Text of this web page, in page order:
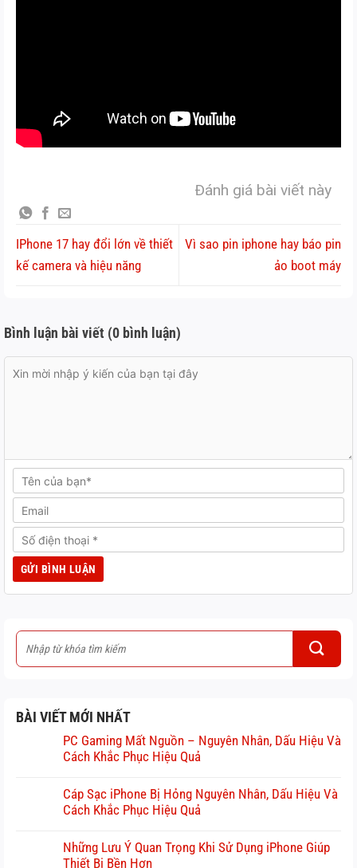
Đánh giá bài viết này
IPhone 17 hay đổi lớn về thiết
kế camera và hiệu năng
Vì sao pin iphone hay báo pin
ảo boot máy
Bình luận bài viết (0 bình luận)
BÀI VIẾT MỚI NHẤT
PC Gaming Mất Nguồn – Nguyên Nhân, Dấu Hiệu Và
Cách Khắc Phục Hiệu Quả
Cáp Sạc iPhone Bị Hỏng Nguyên Nhân, Dấu Hiệu Và
Cách Khắc Phục Hiệu Quả
Những Lưu Ý Quan Trọng Khi Sử Dụng iPhone Giúp
Thiết Bị Bền Hơn